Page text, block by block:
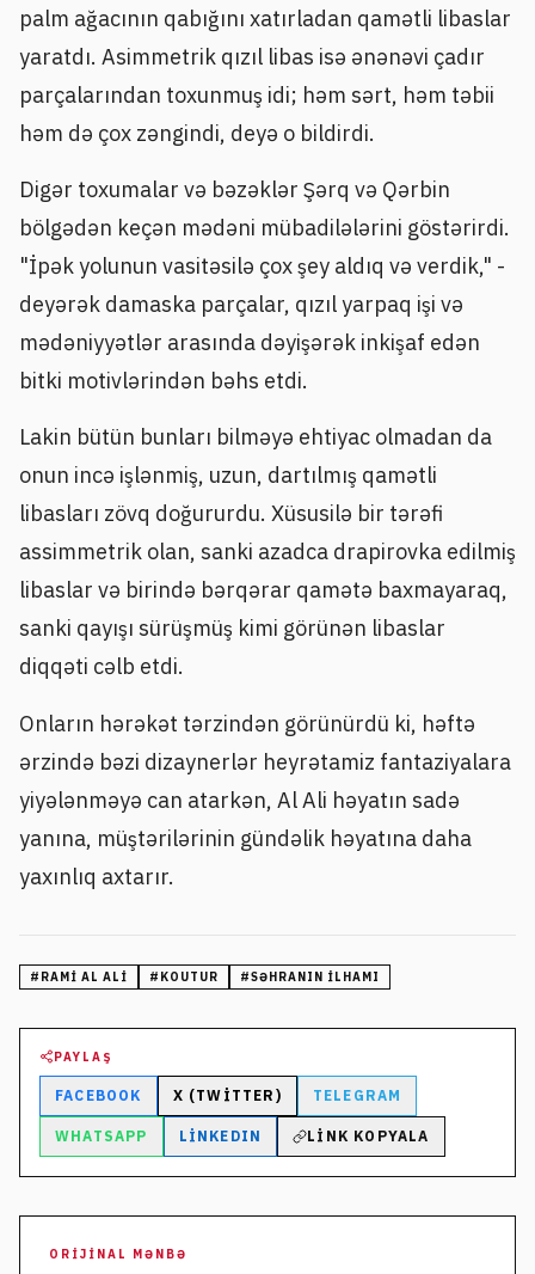
palm ağacının qabığını xatırladan qamətli libaslar
yaratdı. Asimmetrik qızıl libas isə ənənəvi çadır
parçalarından toxunmuş idi; həm sərt, həm təbii
həm də çox zəngindi, deyə o bildirdi.
Digər toxumalar və bəzəklər Şərq və Qərbin
bölgədən keçən mədəni mübadilələrini göstərirdi.
"İpək yolunun vasitəsilə çox şey aldıq və verdik," -
deyərək damaska parçalar, qızıl yarpaq işi və
mədəniyyətlər arasında dəyişərək inkişaf edən
bitki motivlərindən bəhs etdi.
Lakin bütün bunları bilməyə ehtiyac olmadan da
onun incə işlənmiş, uzun, dartılmış qamətli
libasları zövq doğururdu. Xüsusilə bir tərəfi
assimmetrik olan, sanki azadca drapirovka edilmiş
libaslar və birində bərqərar qamətə baxmayaraq,
sanki qayışı sürüşmüş kimi görünən libaslar
diqqəti cəlb etdi.
Onların hərəkət tərzindən görünürdü ki, həftə
ərzində bəzi dizaynerlər heyrətamiz fantaziyalara
yiyələnməyə can atarkən, Al Ali həyatın sadə
yanına, müştərilərinin gündəlik həyatına daha
yaxınlıq axtarır.
# RAMI AL ALI # KOUTUR #SƏHRANIN ILHAMI
PAYLAŞ
FACEBOOK X (TWITTER) TELEGRAM
WHATSAPP LINKEDIN LINK KOPYALA
ORIJINAL MƏNBƏ